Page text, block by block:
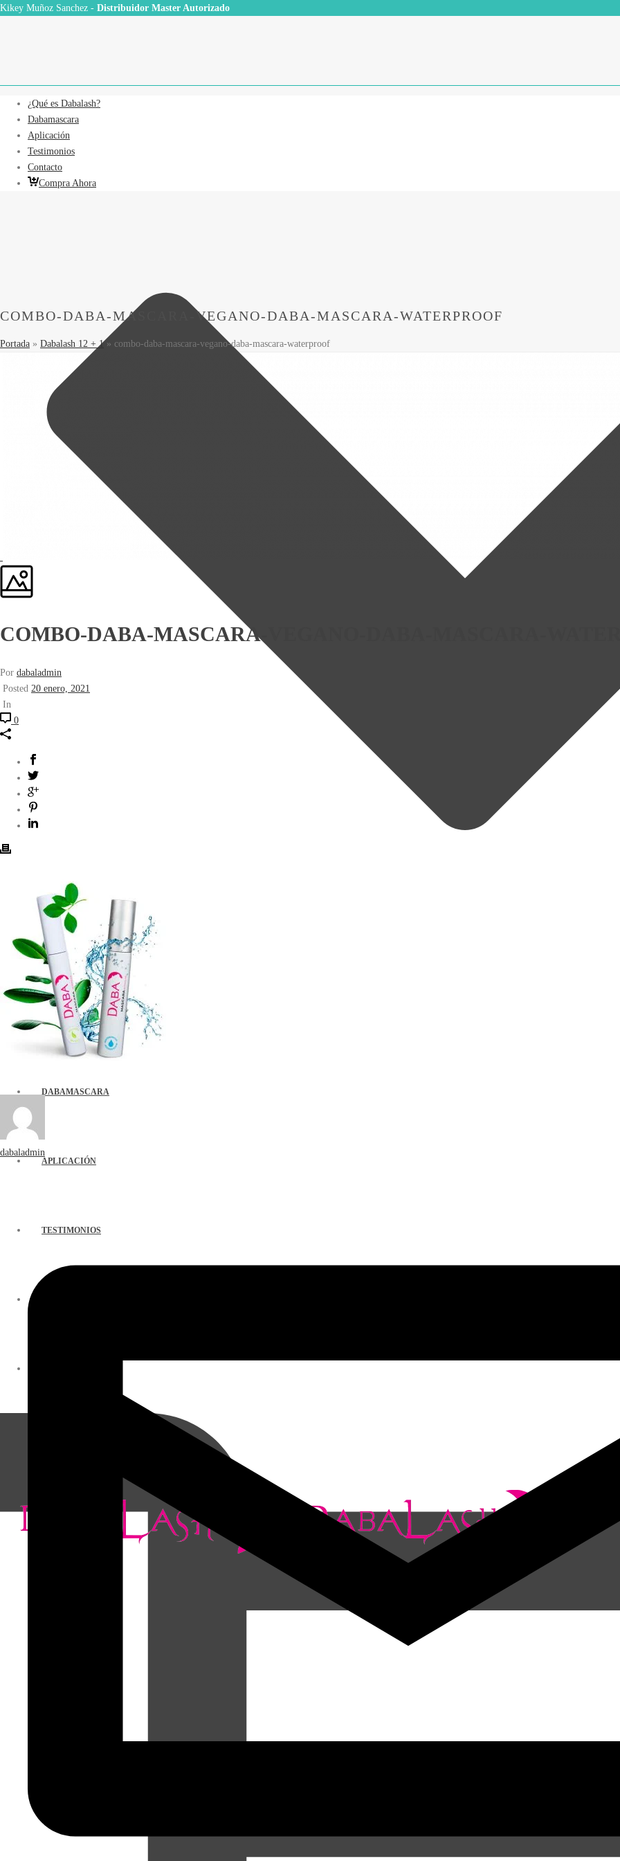
Kikey Muñoz Sanchez - Distribuidor Master Autorizado
¿QUÉ ES DABALASH?
DABAMASCARA
APLICACIÓN
TESTIMONIOS
¿Qué es Dabalash?
Dabamascara
Aplicación
Testimonios
Contacto
Compra Ahora
COMBO-DABA-MASCARA-VEGANO-DABA-MASCARA-WATERPROOF
Portada » Dabalash 12 + 1» combo-daba-mascara-vegano-daba-mascara-waterproof
COMBO-DABA-MASCARA-VEGANO-DABA-MASCARA-
Por dabaladmin
Posted 20 enero, 2021
In
0
dabaladmin